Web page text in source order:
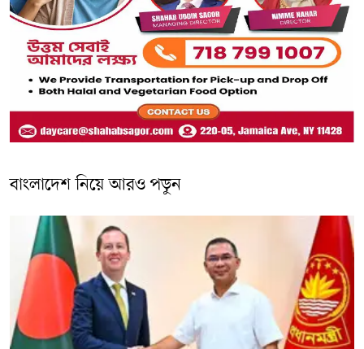
বাংলাদেশ নিয়ে আরও পড়ুন